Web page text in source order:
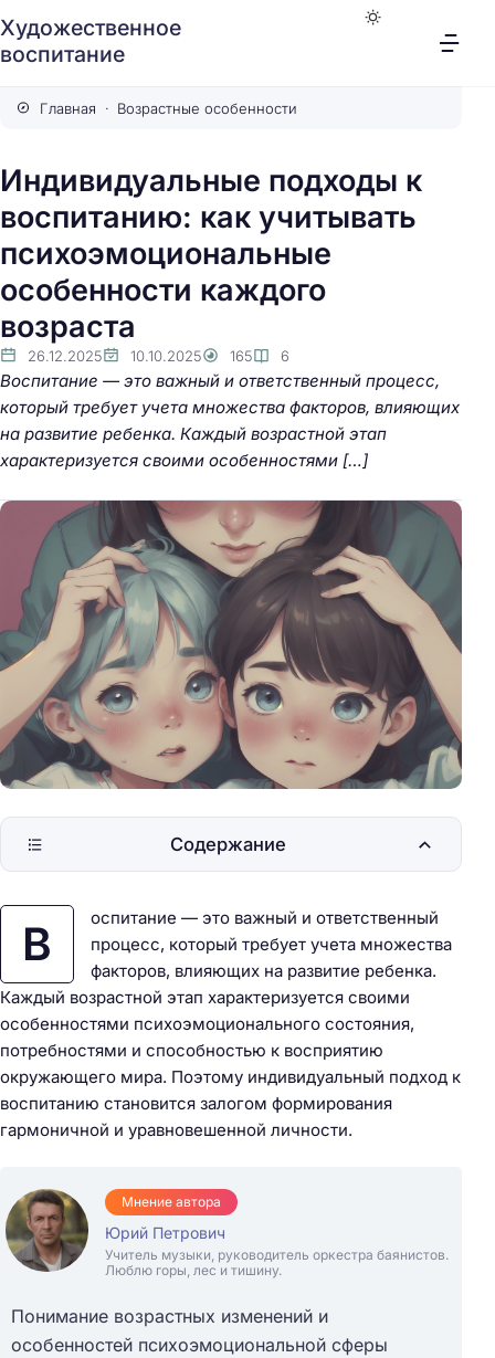
Художественное
воспитание
Главная Возрастные особенности
Индивидуальные подходы к
воспитанию: как учитывать
психоэмоциональные
особенности каждого
возраста
26.12.2025 10.10.2025 165 6
Воспитание — это важный и ответственный процесс,
который требует учета множества факторов, влияющих
на развитие ребенка. Каждый возрастной этап
характеризуется своими особенностями […]
В
оспитание — это важный и ответственный
процесс, который требует учета множества
факторов, влияющих на развитие ребенка.
Каждый возрастной этап характеризуется своими
особенностями психоэмоционального состояния,
потребностями и способностью к восприятию
окружающего мира. Поэтому индивидуальный подход к
воспитанию становится залогом формирования
гармоничной и уравновешенной личности.
Мнение автора
Юрий Петрович
Учитель музыки, руководитель оркестра баянистов.
Люблю горы, лес и тишину.
Понимание возрастных изменений и
особенностей психоэмоциональной сферы
Содержание